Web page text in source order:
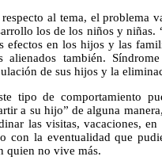
al tema, el problema
los de los niños y niñas.
efectos en los hijos y las
también.
de sus hijos y la
tipo de comportamiento
a su hijo” de alguna
las visitas, vacaciones,
con la eventualidad que
quien no vive más.